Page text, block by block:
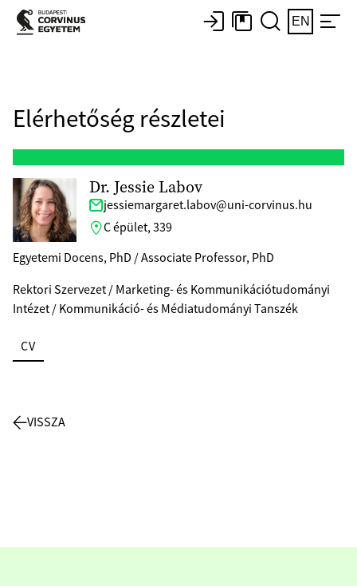
EN
Elérhetőség részletei
Dr. Jessie Labov
jessiemargaret.labov@uni-corvinus.hu
C épület, 339
Egyetemi Docens, PhD / Associate Professor, PhD
Rektori Szervezet / Marketing- és Kommunikációtudományi
Intézet / Kommunikáció- és Médiatudományi Tanszék
CV
VISSZA